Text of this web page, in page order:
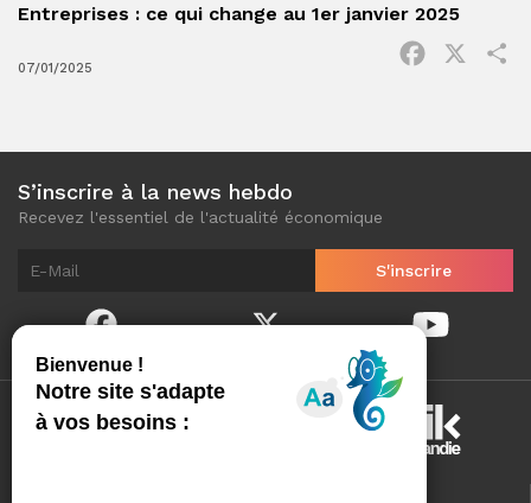
Entreprises : ce qui change au 1er janvier 2025
07/01/2025
Facebook
S’inscrire à la news hebdo
Recevez l'essentiel de l'actualité économique